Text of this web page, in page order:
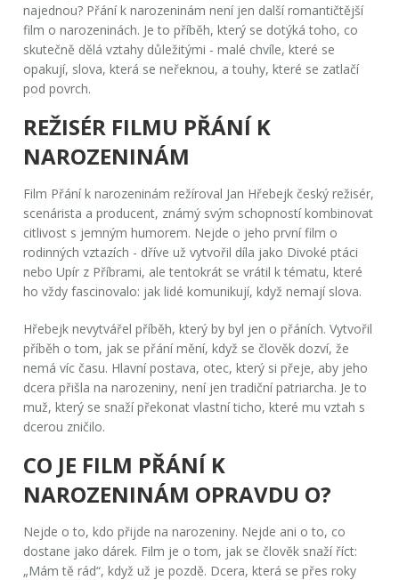
najednou? Přání k narozeninám není jen další romantičtější
film o narozeninách. Je to příběh, který se dotýká toho, co
skutečně dělá vztahy důležitými - malé chvíle, které se
opakují, slova, která se neřeknou, a touhy, které se zatlačí
pod povrch.
REŽISÉR FILMU PŘÁNÍ K
NAROZENINÁM
Film Přání k narozeninám režíroval Jan Hřebejk český režisér,
scenárista a producent, známý svým schopností kombinovat
citlivost s jemným humorem. Nejde o jeho první film o
rodinných vztazích - dříve už vytvořil díla jako Divoké ptáci
neboUpír z Příbrami, ale tentokrát se vrátil k tématu, které
ho vždy fascinovalo: jak lidé komunikují, když nemají slova.
Hřebejk nevytvářel příběh, který by byl jen o přáních. Vytvořil
příběh o tom, jak se přání mění, když se člověk dozví, že
nemá víc času. Hlavní postava, otec, který si přeje, aby jeho
dcera přišla na narozeniny, není jen tradiční patriarcha. Je to
muž, který se snaží překonat vlastní ticho, které mu vztah s
dcerou zničilo.
CO JE FILM PŘÁNÍ K
NAROZENINÁM OPRAVDU O?
Nejde o to, kdo přijde na narozeniny. Nejde ani o to, co
dostane jako dárek. Film je o tom, jak se člověk snaží říct:
„Mám tě rád“, když už je pozdě. Dcera, která se přes roky